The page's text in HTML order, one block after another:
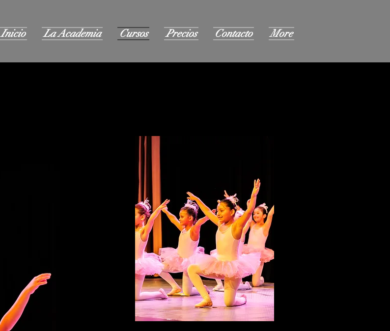
Inicio La Academia Cursos Precios Contacto More